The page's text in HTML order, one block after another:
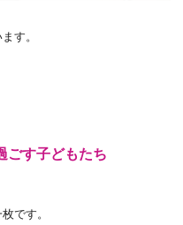
す。
ごす子どもたち
です。